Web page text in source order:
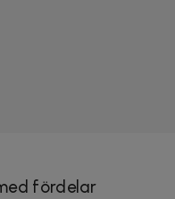
fördelar